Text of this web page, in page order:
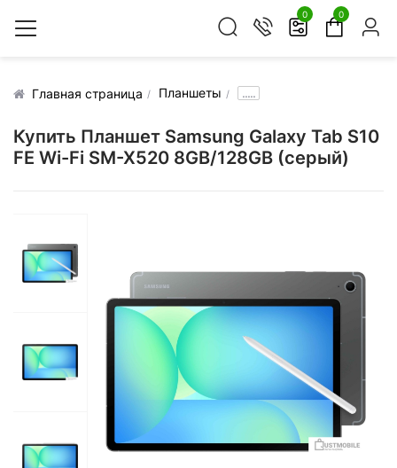
0 0
Главная страница Планшеты .....
Купить Планшет Samsung Galaxy Tab S10
FE Wi-Fi SM-X520 8GB/128GB (серый)